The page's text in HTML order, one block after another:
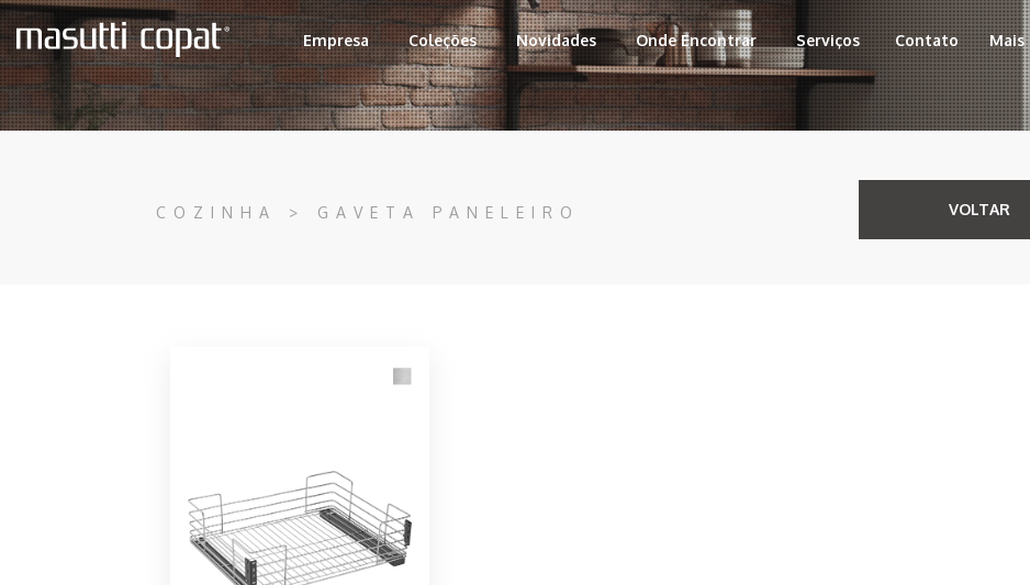
Empresa Coleções Novidades Onde Encontrar Serviços Contato Mais
COZINHA > GAVETA PANELEIRO VOLTAR